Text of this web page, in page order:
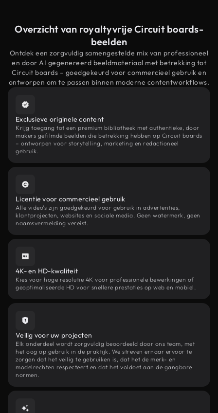
Overzicht van royaltyvrije Circuit boards-
beelden
Ontdek een zorgvuldig samengestelde mix van professioneel
en door AI gegenereerd beeldmateriaal met betrekking tot
Circuit boards – goedgekeurd voor commercieel gebruik en
ontworpen om te passen binnen moderne contentworkflows.
Exclusieve originele content
Krijg toegang tot een premium bibliotheek met authentieke, door
makers gefilmde beelden die betrekking hebben op Circuit boards
– ontworpen voor storytelling, marketing en redactioneel
gebruik.
Licentie voor commercieel gebruik
Alle video's zijn goedgekeurd voor gebruik in advertenties,
klantprojecten, websites en sociale media. Geen watermerk, geen
naamsvermelding vereist.
4K- en HD-kwaliteit
Kies voor hoge resolutie 4K voor professionele bewerkingen of
geoptimaliseerde HD voor snellere prestaties op web en mobiel.
Veilig voor uw projecten
Elk onderdeel wordt zorgvuldig beoordeeld door ons team, met
het oog op gebruik in de praktijk. We streven ernaar ervoor te
zorgen dat het veilig te gebruiken is, dat het de merk- en
modelrechten respecteert en dat het voldoet aan de gangbare
normen.